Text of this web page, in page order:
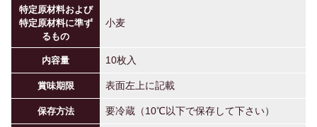
特定原材料および
特定原材料に準ず
るもの
小麦
内容量 10枚入
賞味期限 表面左上に記載
保存方法 要冷蔵（10℃以下で保存して下さい）